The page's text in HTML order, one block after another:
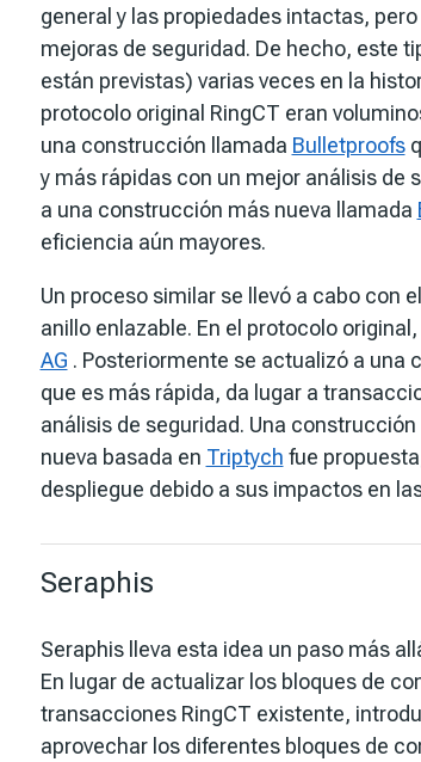
general y las propiedades intactas,
mejoras de seguridad. De hecho, este
están previstas) varias veces en la
protocolo original RingCT eran
una construcción llamada Bulletproofs
y más rápidas con un mejor análisis de
a una construcción más nueva llamada
eficiencia aún mayores.
Un proceso similar se llevó a cabo con
anillo enlazable. En el protocolo
AG . Posteriormente se actualizó a una
que es más rápida, da lugar a
análisis de seguridad. Una
nueva basada en Triptych fue
despliegue debido a sus impactos en
Seraphis
Seraphis lleva esta idea un paso más
En lugar de actualizar los bloques de
transacciones RingCT existente,
aprovechar los diferentes bloques de